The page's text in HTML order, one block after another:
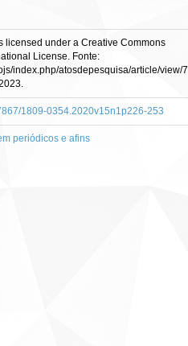
licensed under a Creative Commons
License. Fonte:
index.php/atosdepesquisa/article/view/
1809-0354.2020v15n1p226-253
periódicos e afins